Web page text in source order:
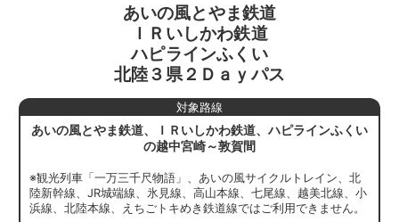
あいの風とやま鉄道
ＩＲいしかわ鉄道
ハピラインふくい
北陸３県２Ｄａｙパス
対象路線
あいの風とやま鉄道、ＩＲいしかわ鉄道、ハピラインふくい
の越中宮崎～敦賀間
※観光列車「一万三千尺物語」、あいの風サイクルトレイン、北
陸新幹線、JR城端線、氷見線、高山本線、七尾線、越美北線、小
浜線、北陸本線、えちごトキめき鉄道線ではご利用できません。